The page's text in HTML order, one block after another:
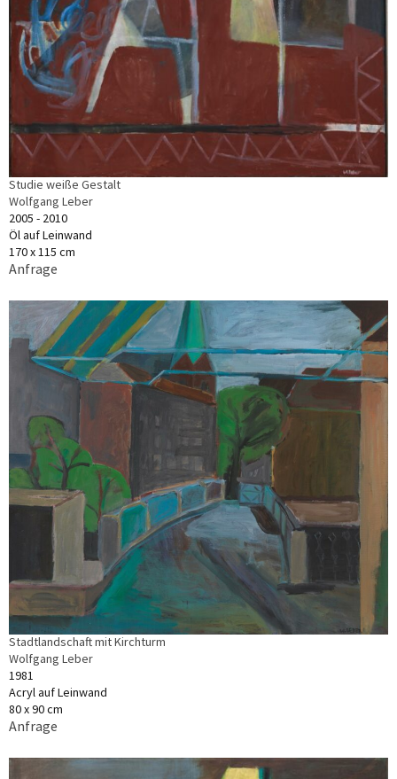
Studie weiße Gestalt
Wolfgang Leber
2005 - 2010
Öl auf Leinwand
170 x 115 cm
Anfrage
Stadtlandschaft mit Kirchturm
Wolfgang Leber
1981
Acryl auf Leinwand
80 x 90 cm
Anfrage